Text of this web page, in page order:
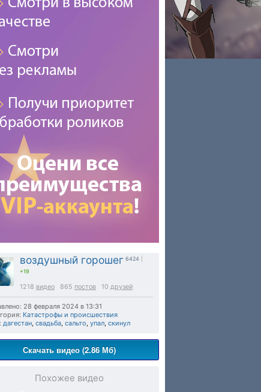
воздушный горошег 6424
+19
1218 видео 865 постов 10 друзей
28 февраля 2024 в 13:31
Катастрофы и происшествия
дагестан, свадьба, сальто, упал, скинул
Скачать видео (2.86 Мб)
Похожее видео